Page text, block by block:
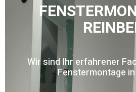
Wir sind Ihr erfahrener
Fenstermontage